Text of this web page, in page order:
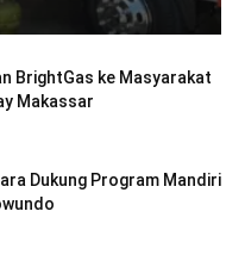
BrightGas ke Masyarakat
Makassar
Dukung Program Mandiri